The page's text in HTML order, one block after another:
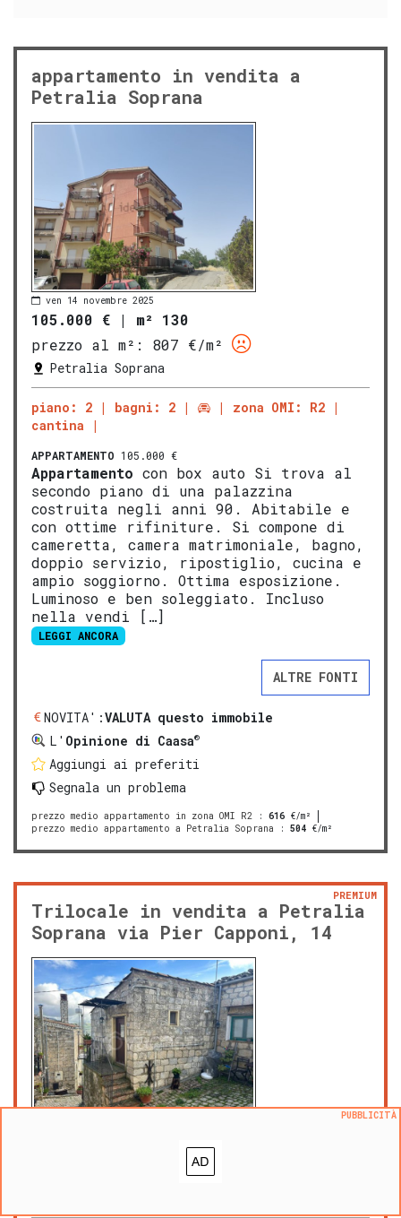
appartamento in vendita a
Petralia Soprana
ven 14 novembre 2025
105.000 € | m² 130
prezzo al m²:
807 €/m²
Petralia Soprana
piano: 2 bagni: 2
zona OMI: R2
cantina
APPARTAMENTO 105.000 €
Appartamento con box auto Si trova al
secondo piano di una palazzina
costruita negli anni 90. Abitabile e
con ottime rifiniture. Si compone di
cameretta, camera matrimoniale, bagno,
doppio servizio, ripostiglio, cucina e
ampio soggiorno. Ottima esposizione.
Luminoso e ben soleggiato. Incluso
nella vendi […]
LEGGI ANCORA
ALTRE FONTI
NOVITA':VALUTA questo immobile
L' Opinione di Caasa®
Aggiungi ai preferiti
Segnala un problema
prezzo medio appartamento in zona OMI R2 : 616 €/m²
prezzo medio appartamento a Petralia Soprana : 504 €/m²
Trilocale in vendita a Petralia
Soprana via Pier Capponi, 14
PREMIUM
716 €/m²
PUBBLICITÀ